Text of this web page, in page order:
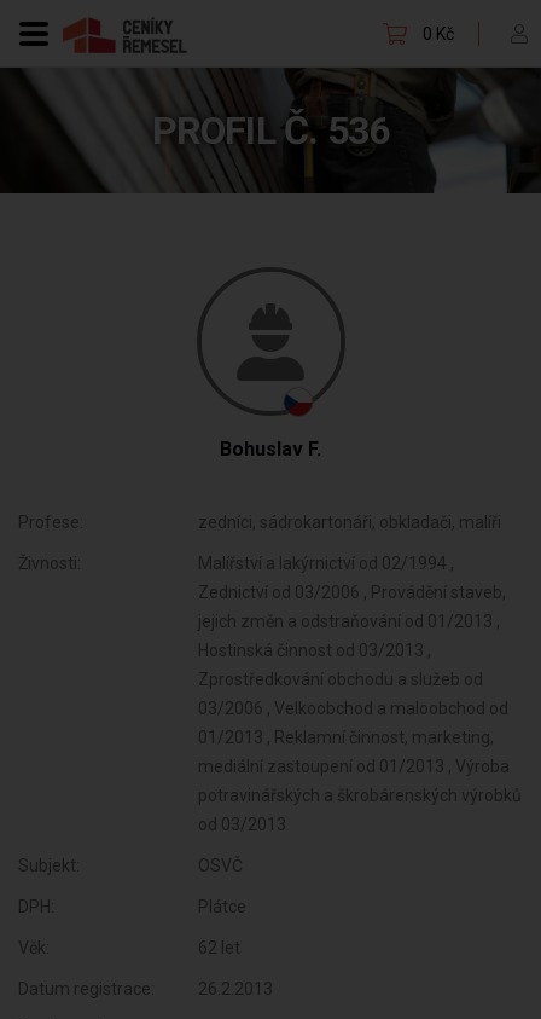
0 Kč
PROFIL Č. 536
Bohuslav F.
Profese: zedníci, sádrokartonáři, obkladači, malíři
Živnosti:
Malířství a lakýrnictví od 02/1994 ,
Zednictví od 03/2006 , Provádění staveb,
jejich změn a odstraňování od 01/2013 ,
Hostinská činnost od 03/2013 ,
Zprostředkování obchodu a služeb od
03/2006 , Velkoobchod a maloobchod od
01/2013 , Reklamní činnost, marketing,
mediální zastoupení od 01/2013 , Výroba
potravinářských a škrobárenských výrobků
od 03/2013
Subjekt: OSVČ
DPH: Plátce
Věk: 62 let
Datum registrace: 26.2.2013